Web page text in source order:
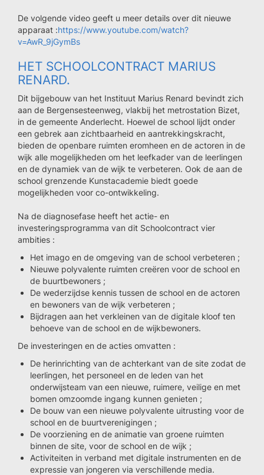
De volgende video geeft u meer details over dit nieuwe
apparaat :https://www.youtube.com/watch?
v=AwR_9jGymBs
HET SCHOOLCONTRACT MARIUS
RENARD.
Dit bijgebouw van het Instituut Marius Renard bevindt zich
aan de Bergensesteenweg, vlakbij het metrostation Bizet,
in de gemeente Anderlecht. Hoewel de school lijdt onder
een gebrek aan zichtbaarheid en aantrekkingskracht,
bieden de openbare ruimten eromheen en de actoren in de
wijk alle mogelijkheden om het leefkader van de leerlingen
en de dynamiek van de wijk te verbeteren. Ook de aan de
school grenzende Kunstacademie biedt goede
mogelijkheden voor co-ontwikkeling.
Na de diagnosefase heeft het actie- en
investeringsprogramma van dit Schoolcontract vier
ambities :
Het imago en de omgeving van de school verbeteren ;
Nieuwe polyvalente ruimten creëren voor de school en
de buurtbewoners ;
De wederzijdse kennis tussen de school en de actoren
en bewoners van de wijk verbeteren ;
Bijdragen aan het verkleinen van de digitale kloof ten
behoeve van de school en de wijkbewoners.
De investeringen en de acties omvatten :
De herinrichting van de achterkant van de site zodat de
leerlingen, het personeel en de leden van het
onderwijsteam van een nieuwe, ruimere, veilige en met
bomen omzoomde ingang kunnen genieten ;
De bouw van een nieuwe polyvalente uitrusting voor de
school en de buurtverenigingen ;
De voorziening en de animatie van groene ruimten
binnen de site, voor de school en de wijk ;
Activiteiten in verband met digitale instrumenten en de
expressie van jongeren via verschillende media.